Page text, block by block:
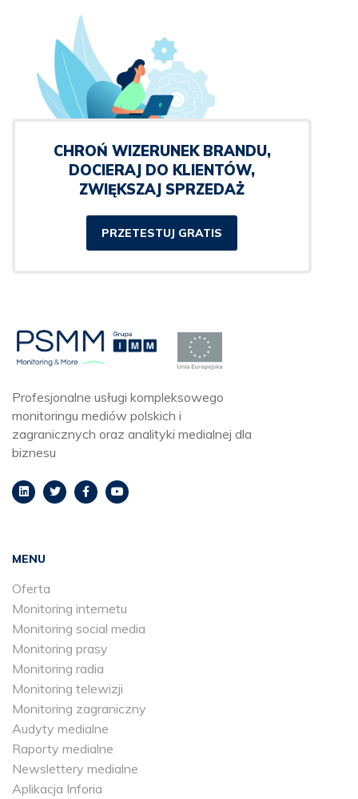
CHROŃ WIZERUNEK BRANDU,
DOCIERAJ DO KLIENTÓW,
ZWIĘKSZAJ SPRZEDAŻ
PRZETESTUJ GRATIS
Profesjonalne usługi kompleksowego
monitoringu mediów polskich i
zagranicznych oraz analityki medialnej dla
biznesu
MENU
Oferta
Monitoring internetu
Monitoring social media
Monitoring prasy
Monitoring radia
Monitoring telewizji
Monitoring zagraniczny
Audyty medialne
Raporty medialne
Newslettery medialne
Aplikacja Inforia